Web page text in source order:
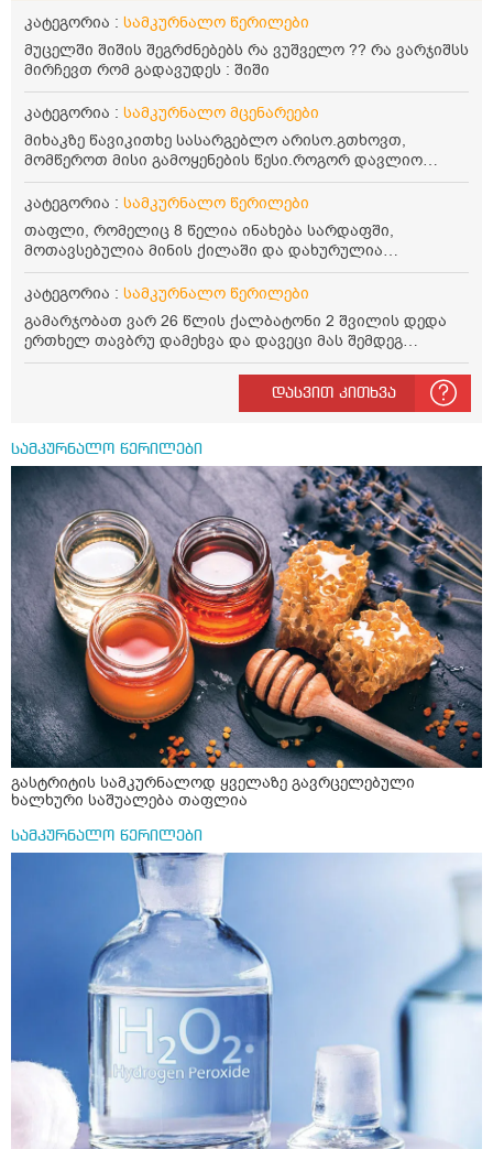
კატეგორია : სამკურნალო წერილები
მუცელში შიშის შეგრძნებებს რა ვუშველო ?? რა ვარჯიშსს
მირჩევთ რომ გადავუდეს : შიში
კატეგორია : სამკურნალო მცენარეები
მიხაკზე წავიკითხე სასარგებლო არისო.გთხოვთ,
მომწეროთ მისი გამოყენების წესი.როგორ დავლიო
მიხაკის ჩაი. ასევე მაინტერესებს ლეიკოციტები მაქვს
ოდნავ დაბალი და წავიკითხე ლეიკოციტების დონეს
კატეგორია : სამკურნალო წერილები
თაფლი, რომელიც 8 წელია ინახება სარდაფში,
მოთავსებულია მინის ქილაში და დახურულია
პლასტმასის სახურავით. ექნება თუ არა შენარჩუნებული
სასარგებლო თვისებები და შეიძლება თუ არა მისი
კატეგორია : სამკურნალო წერილები
გამარჯობათ ვარ 26 წლის ქალბატონი 2 შვილის დედა
ერთხელ თავბრუ დამეხვა და დავეცი მას შემდეგ
დამეწყო შიშები ვეღარ გავდიოდი გარეთ რადგან ისევ
ასე ცუდად არ გავხდარიყავი ყურის ანთება მქონდა
მაშინ როგორც გაირკვა მას შემსეგ გავიდა 1 წელზე
სახლში კარგად ვარ როცა ახსენებენ გარეთ წაავალა
სმაგაზეხ კი ცუდად ვხდებოდი ეხლა როგორმე გავდივარ
ბაღში ჯოხში ზოგჯერ მაქვს შეგრძნება მიწა მეცლება
ფეხებიდან და ჯოხზე უნდა დავეყრდნო აუცილებლად
არვიხი როგორ მოვიქცე რა გავაკეთო ასევე დამეწყო
შიშები უაზროდ შფოთვა რომ ვეღარ გავალ გაერთ
საერთო ან რაომე მსგავსი როგორ მოვიქხე გავხდი
ძალაინ მგრძნობიარე ყველაფერზე მეტირება ( ვინმერ
რომ ჩხუბობს ცუდად ვხდები შიშები მეწყება ეგრევე (
ასევე მაქვს დანგრეული ოჯახი 7 თვეა 5წლიანი
ქორწინება დასრულებული იყო ღალატი პატიებები
მანიპულაციები რომ თავს მოიკლავდა თუ წამოვიდოდი
მისგან ეს ტოქსიკური ურთიერთობა დავასრულე ეხლა
ისებ ასე ვარ თავბრუხვევებით და როგორ მოვიქცეე
არვიცი ბოდიში ცოყა არულად მიწერია
დასვით კითხვა
სამკურნალო წერილები
გასტრიტის სამკურნალოდ ყველაზე გავრცელებული
ხალხური საშუალება თაფლია
სამკურნალო წერილები